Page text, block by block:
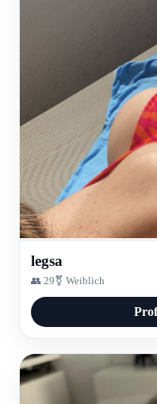
legsa
👥 29⚧ Weiblich